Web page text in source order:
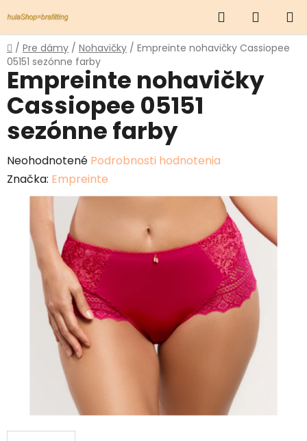
na
obsah
Hľadať
KOŠÍK
Domov
/ Pre dámy / Nohavičky / Empreinte nohavičky Cassiopee
05151 sezónne farby
Empreinte nohavičky
Cassiopee 05151
sezónne farby
Priemerné
hodnotenie
produktu
hviezdičiek.
Neohodnotené Podrobnosti hodnotenia
Značka: Empreinte